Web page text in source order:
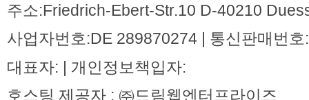
주소:Friedrich-Ebert-Str.10 D-40210
사업자번호:DE 289870274 | 통신판매번호:
대표자: | 개인정보책입자:
호스팅 제공자 : ㈜드림웹엔터프라이즈